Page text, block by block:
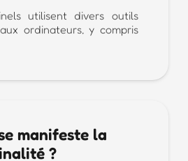
utilisent divers outils
ordinateurs, y compris
manifeste la
?